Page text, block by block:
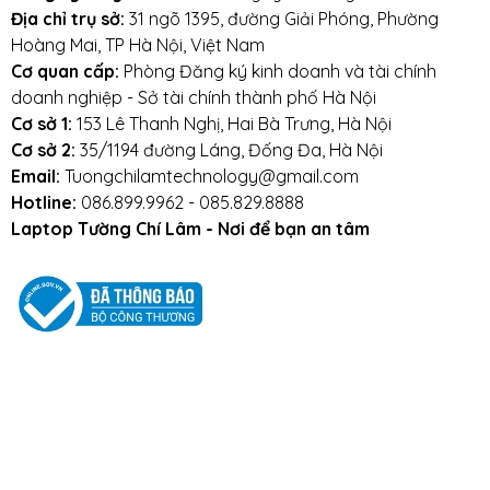
Nội
Cơ sở 3: số 5 ngõ 12 Trần Phú,
diện Học viện An Ninh)
Cam kết, Bảo hành
BẢO HÀNH 24 THÁNG - Cam kết bảo hành uy tín toàn
LỖI 1 ĐỔI 1 SẢN PHẨM MỚI TRONG SUỐT THỜI GIAN
BẢO HÀNH
Địa chỉ trụ sở: 31 ngõ 1395, đường Giải Phóng, Phường
Hoàng Mai, TP Hà Nội, Việt Nam
Cơ quan cấp: Phòng Đăng ký kinh doanh và tài chính
doanh nghiệp - Sở tài chính thành phố Hà Nội
Cơ sở 1: 153 Lê Thanh Nghị, Hai Bà Trưng, Hà Nội
Cơ sở 2: 35/1194 đường Láng, Đống Đa, Hà Nội
Email: Tuongchilamtechnology@gmail.com
Hotline: 086.899.9962 - 085.829.8888
Laptop Tường Chí Lâm - Nơi để bạn an tâm